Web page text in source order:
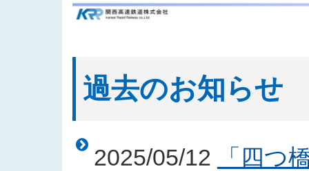
過去のお知らせ
2025/05/12
「四つ